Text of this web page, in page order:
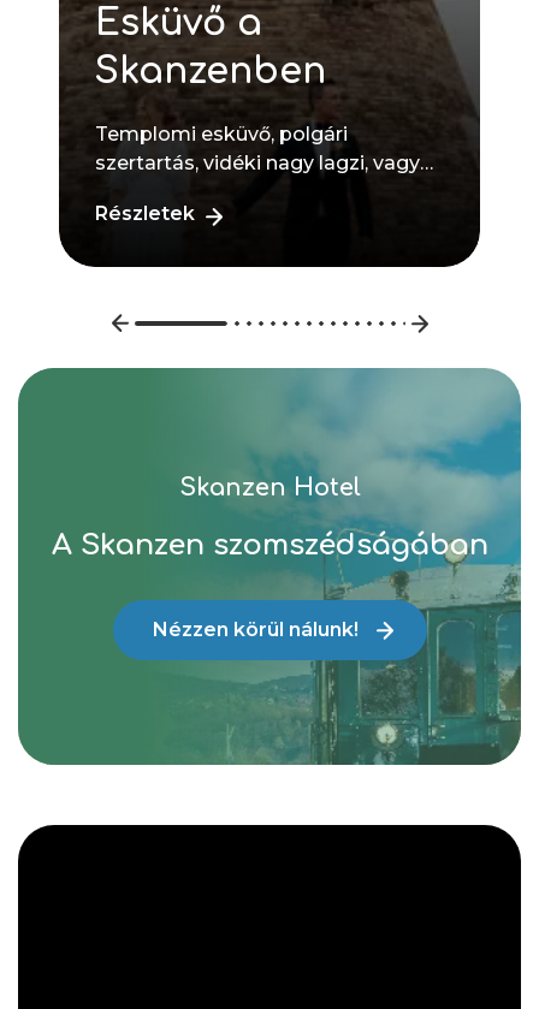
Esküvő a
Skanzenben
Templomi esküvő, polgári
szertartás, vidéki nagy lagzi, vagy
esküvő, romantikus környezetben...
Részletek
Skanzen Hotel
A Skanzen szomszédságában
Nézzen körül nálunk!